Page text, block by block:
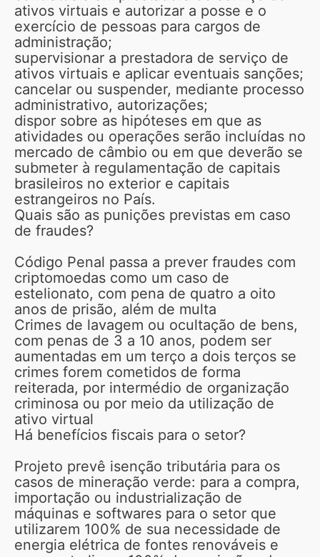
ativos virtuais e autorizar a posse e o
exercício de pessoas para cargos de
administração;
supervisionar a prestadora de serviço de
ativos virtuais e aplicar eventuais sanções;
cancelar ou suspender, mediante processo
administrativo, autorizações;
dispor sobre as hipóteses em que as
atividades ou operações serão incluídas no
mercado de câmbio ou em que deverão se
submeter à regulamentação de capitais
brasileiros no exterior e capitais
estrangeiros no País.
Quais são as punições previstas em caso
de fraudes?
Código Penal passa a prever fraudes com
criptomoedas como um caso de
estelionato, com pena de quatro a oito
anos de prisão, além de multa
Crimes de lavagem ou ocultação de bens,
com penas de 3 a 10 anos, podem ser
aumentadas em um terço a dois terços se
crimes forem cometidos de forma
reiterada, por intermédio de organização
criminosa ou por meio da utilização de
ativo virtual
Há benefícios fiscais para o setor?
Projeto prevê isenção tributária para os
casos de mineração verde: para a compra,
importação ou industrialização de
máquinas e softwares para o setor que
utilizarem 100% de sua necessidade de
energia elétrica de fontes renováveis e